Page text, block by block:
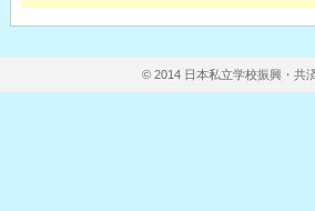
© 2014 日本私立学校振興・共